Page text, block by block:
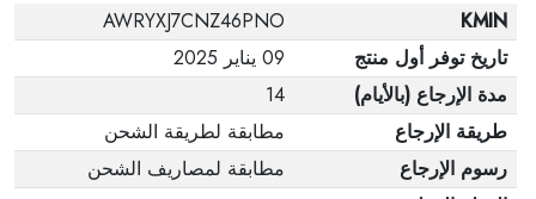
KMIN
AWRYXJ7CNZ46PNO
تاريخ توفر أول منتج
09 يناير 2025
مدة الإرجاع (بالأيام)
14
طريقة الإرجاع
مطابقة لطريقة الشحن
رسوم الإرجاع
مطابقة لمصاريف الشحن